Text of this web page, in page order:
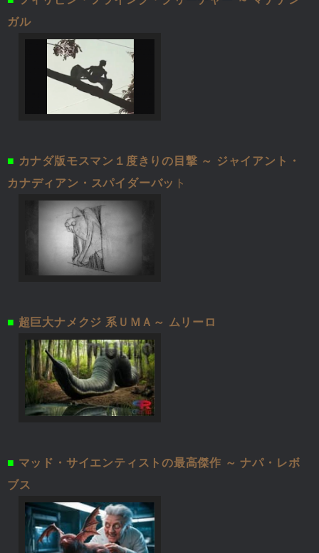
ガル
■ カナダ版モスマン１度きりの目撃 ～ ジャイアント・
カナディアン・スパイダーバッ ト
■ 超巨大ナメクジ 系ＵＭＡ～ ムリーロ
■ マッド・サイエンティストの最高傑作 ～ ナパ・レボ
ブス